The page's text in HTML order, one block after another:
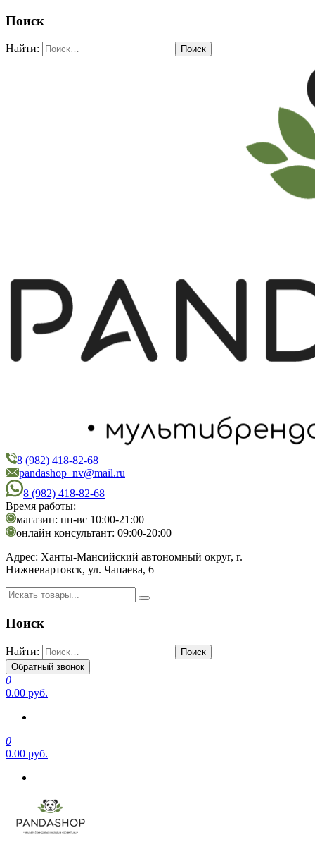
Поиск
Найти:
PandaShop
Интернет-магазин косметики
8 (982) 418-82-68
pandashop_nv@mail.ru
8 (982) 418-82-68
Время работы:
магазин: пн-вс 10:00-21:00
онлайн консультант: 09:00-20:00
Адрес: Ханты-Мансийский автономный округ, г.
Нижневартовск, ул. Чапаева, 6
Поиск
Найти:
Обратный звонок
0
0.00 руб.
0
0.00 руб.